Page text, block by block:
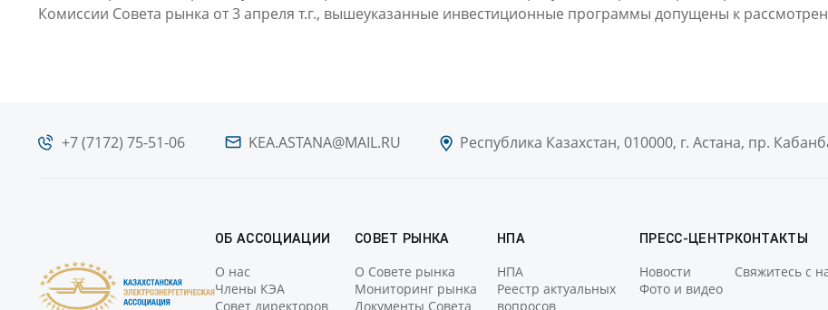
Комиссии Совета рынка от 3 апреля т.г., вышеуказанные инвестиционные программы допущены к
+7 (7172) 75-51-06 KEA.ASTANA@MAIL.RU Республика Казахстан, 010000, г. Астана, пр.
ОБ АССОЦИАЦИИ
О нас
Члены КЭА
Совет директоров
СОВЕТ РЫНКА
О Совете рынка
Мониторинг рынка
Документы Совета
НПА
НПА
Реестр актуальных
вопросов
ПРЕСС-ЦЕНТР
Новости
Фото и видео
КОНТАКТЫ
Свяжитесь с